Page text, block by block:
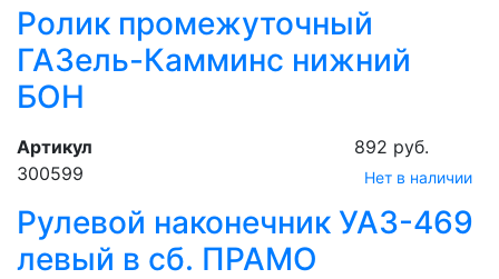
Ролик промежуточный
ГАЗель-Камминс нижний
БОН
Артикул
300599
892 руб.
Нет в наличии
Рулевой наконечник УАЗ-469
левый в сб. ПРАМО